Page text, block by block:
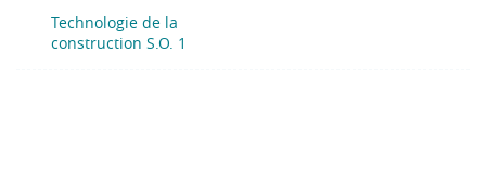
Technologie de la
construction S.O. 1